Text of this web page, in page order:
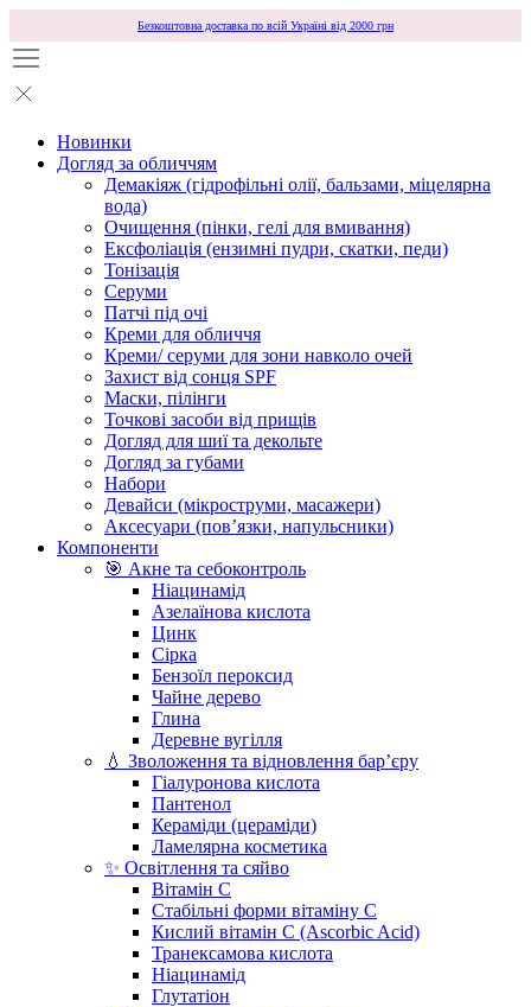
Безкоштовна доставка по всій Україні від 2000 грн
Новинки
Догляд за обличчям
Демакіяж (гідрофільні олії, бальзами, міцелярна
вода)
Очищення (пінки, гелі для вмивання)
Ексфоліація (ензимні пудри, скатки, педи)
Тонізація
Серуми
Патчі під очі
Креми для обличчя
Креми/ серуми для зони навколо очей
Захист від сонця SPF
Маски, пілінги
Точкові засоби від прищів
Догляд для шиї та декольте
Догляд за губами
Набори
Девайси (мікроструми, масажери)
Аксесуари (повʼязки, напульсники)
Компоненти
🎯 Акне та себоконтроль
Ніацинамід
Азелаїнова кислота
Цинк
Сірка
Бензоїл пероксид
Чайне дерево
Глина
Деревне вугілля
💧 Зволоження та відновлення бар’єру
Гіалуронова кислота
Пантенол
Кераміди (цераміди)
Ламелярна косметика
✨ Освітлення та сяйво
Вітамін С
Стабільні форми вітаміну С
Кислий вітамін С (Ascorbic Acid)
Транексамова кислота
Ніацинамід
Глутатіон